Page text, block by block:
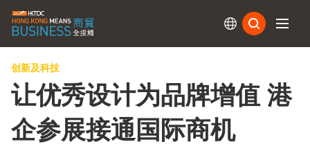
创新及科技
让优秀设计为品牌增值 港
企参展接通国际商机